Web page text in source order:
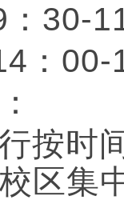
30-
：
按时
区集